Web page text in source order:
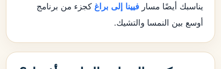
يناسبك أيضًا مسار فيينا إلى براغ كجزء من برنامج
أوسع بين النمسا والتشيك.